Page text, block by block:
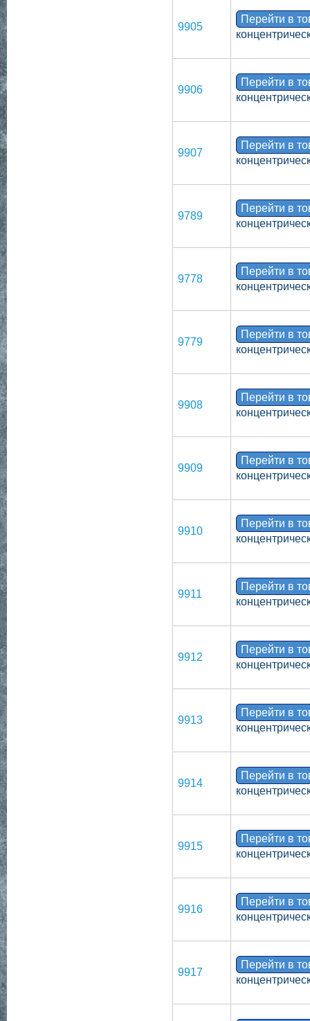
9905
Перейти в
9906
Перейти в
9907
Перейти в
9789
Перейти в
9778
Перейти в
9779
Перейти в
9908
Перейти в
9909
Перейти в
9910
Перейти в
9911
Перейти в
9912
Перейти в
9913
Перейти в
9914
Перейти в
9915
Перейти в
9916
Перейти в
9917
Перейти в